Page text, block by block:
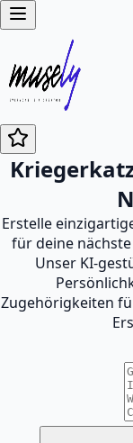
Erstelle
für deine
Unser KI-
Zugehörigkeiten